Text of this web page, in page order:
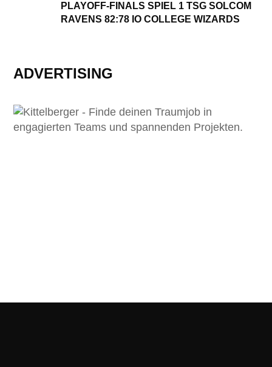
PLAYOFF-FINALS SPIEL 1 TSG SOLCOM
RAVENS 82:78 IO COLLEGE WIZARDS
ADVERTISING